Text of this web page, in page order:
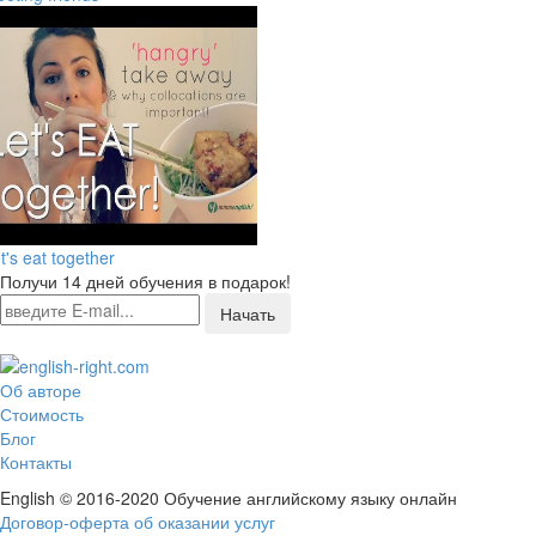
eat together
Получи 14 дней обучения в подарок!
Начать
Об авторе
Стоимость
Блог
Контакты
English © 2016-2020 Обучение английскому языку онлайн
Договор-оферта об оказании услуг